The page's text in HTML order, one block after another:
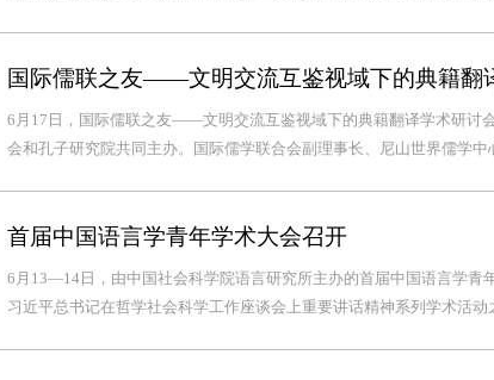
国际儒联之友——文明交流互鉴视域下的典籍翻
6月17日，国际儒联之友——文明交流互鉴视域下的典籍翻译学术研讨
会和孔子研究院共同主办。国际儒学联合会副理事长、尼山世界儒学中
首届中国语言学青年学术大会召开
6月13—14日，由中国社会科学院语言研究所主办的首届中国语言学青
习近平总书记在哲学社会科学工作座谈会上重要讲话精神系列学术活动